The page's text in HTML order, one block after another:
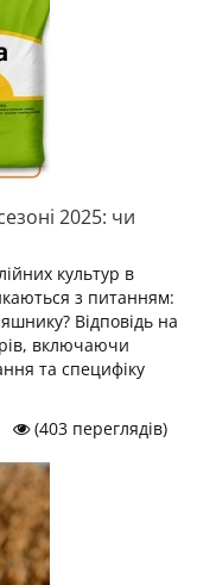
2025: чи
культур в
з питанням:
Відповідь на
включаючи
та специфіку
(403 переглядів)